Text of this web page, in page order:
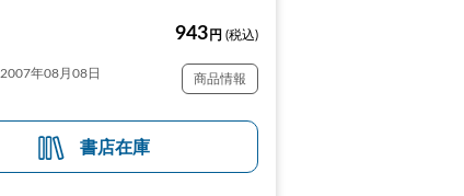
943 円 (税込)
2007年08月08日 商品情報
書店在庫